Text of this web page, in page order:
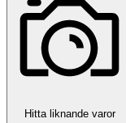
Hitta liknande varor